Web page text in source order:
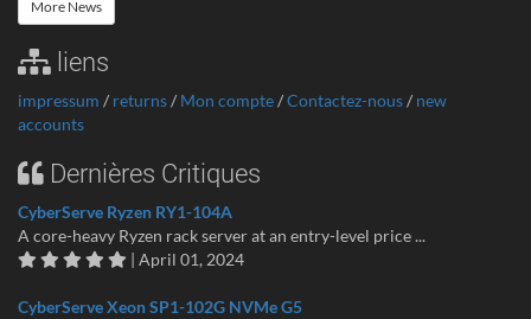
More News
liens
impressum / returns/ Mon compte/Contactez-nous/ new
accounts
Dernières Critiques
CyberServe Ryzen RY1-104A
A core-heavy Ryzen rack server at an entry-level price ...
| April 01, 2024
CyberServe Xeon SP1-102G NVMe G5